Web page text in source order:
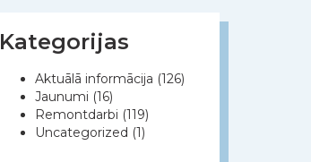
Kategorijas
Aktuālā informācija (126)
Jaunumi (16)
Remontdarbi (119)
Uncategorized (1)